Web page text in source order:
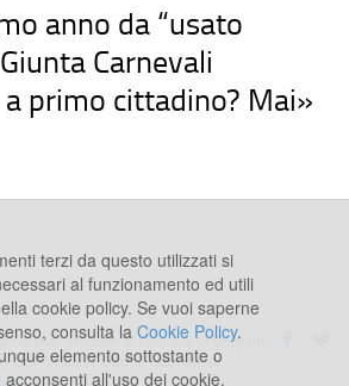
anno da “usato
Carnevali
primo cittadino? Mai»
è un prodotto di Giornale di Bergamo
- COPYRIGHT ©2017 Giornale di
terzi da questo utilizzati si
al funzionamento ed utili
cookie policy. Se vuoi saperne
consulta la Cookie Policy.
elemento sottostante o
all'uso dei cookie.